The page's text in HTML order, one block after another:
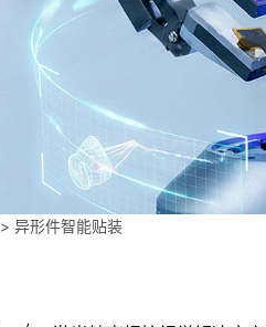
>异形件智能贴装